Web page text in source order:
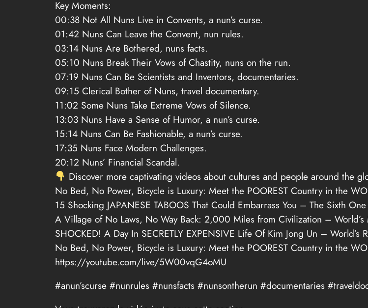
Key Moments:
00:38 Not All Nuns Live in Convents, a nun’s curse.
01:42 Nuns Can Leave the Convent, nun rules.
03:14 Nuns Are Bothered, nuns facts.
05:10 Nuns Break Their Vows of Chastity, nuns on the run.
07:19 Nuns Can Be Scientists and Inventors, documentaries.
09:15 Clerical Bother of Nuns, travel documentary.
11:02 Some Nuns Take Extreme Vows of Silence.
13:03 Nuns Have a Sense of Humor, a nun’s curse.
15:14 Nuns Can Be Fashionable, a nun’s curse.
17:35 Nuns Face Modern Challenges.
20:12 Nuns’ Financial Scandal.
Discover more captivating videos about cultures and people around the
No Bed, No Power, Bicycle is Luxury: Meet the POOREST Country in the
15 Shocking JAPANESE TABOOS That Could Embarrass You – The Sixth
A Village of No Laws, No Way Back: 2,000 Miles from Civilization –
SHOCKED! A Day In SECRETLY EXPENSIVE Life Of Kim Jong Un –
No Bed, No Power, Bicycle is Luxury: Meet the POOREST Country in the
https://youtube.com/live/5W00vqG4oMU
#anun’scurse #nunrules #nunsfacts #nunsontherun #documentaries